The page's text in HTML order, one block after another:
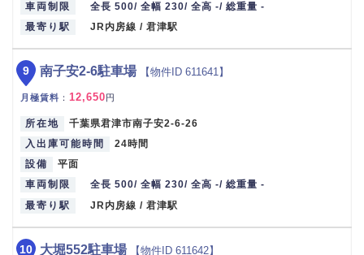
車両制限
全長 500/ 全幅 230/ 全高 -/ 総重量 -
最寄り駅
JR内房線 / 君津駅
南子安2-6駐車場 【物件ID 611641】
月極賃料 ： 12,650 円
所在地
千葉県君津市南子安2-6-26
入出庫可能時間
24時間
設備
平面
車両制限
全長 500/ 全幅 230/ 全高 -/ 総重量 -
最寄り駅
JR内房線 / 君津駅
9
大堀552駐車場 【物件ID 611642】
10